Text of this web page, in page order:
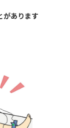
あります